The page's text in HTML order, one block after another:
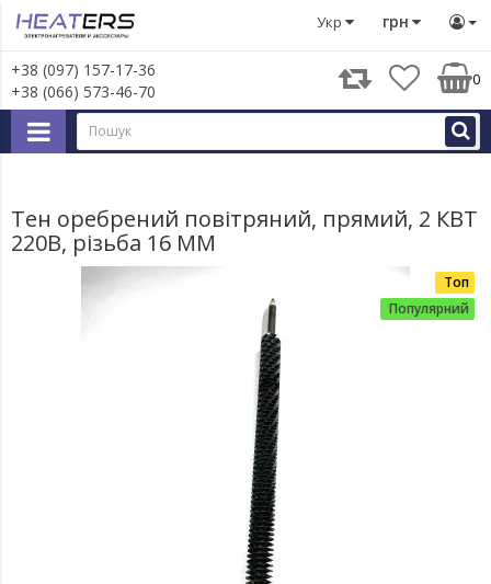
грн
Укр
+38 (097) 157-17-36
+38 (066) 573-46-70
0
Тени Тен оребрений повітряний, прямий, 2 КВТ 220В,
Тен оребрений повітряний, прямий, 2 КВТ
220В, різьба 16 ММ
Топ
Популярний